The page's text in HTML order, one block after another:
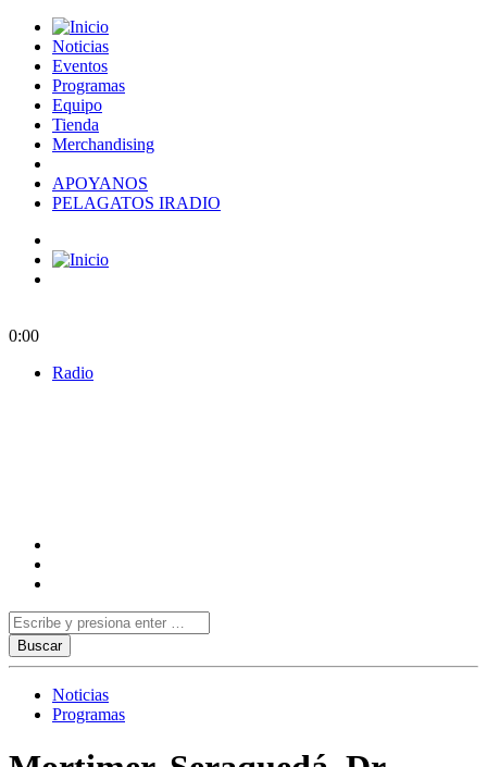
Noticias
Eventos
Programas
Equipo
Tienda
Merchandising
APOYANOS
PELAGATOS IRADIO
0:00
Radio
Noticias
Programas